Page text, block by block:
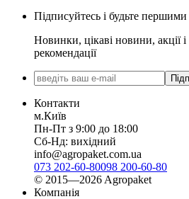
Підписуйтесь і будьте першими
Новинки, цікаві новини, акції
рекомендації
Контакти
м.Київ
Пн-Пт з 9:00 до 18:00
Сб-Нд: вихідний
info@agropaket.com.ua
073 202-60-80098 200-60-80
© 2015—2026 Agropaket
Компанія